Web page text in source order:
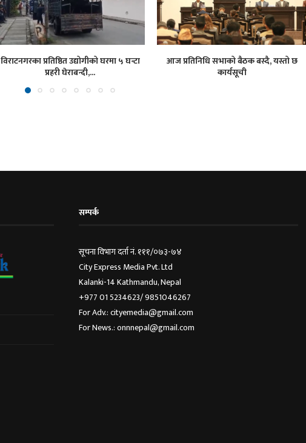
विराटनगरका प्रतिष्ठित उद्योगीको घरमा ५ घन्टा
प्रहरी घेराबन्दी,...
आज प्रतिनिधि सभाको बैठक बस्दै, यस्तो छ
कार्यसूची
सम्पर्क
सूचना विभाग दर्ता नं. १११/०७३-७४
City Express Media Pvt. Ltd
Kalanki-14 Kathmandu, Nepal
+977 01 5234623/ 9851046267
For Adv.: cityemedia@gmail.com
For News.: onnnepal@gmail.com